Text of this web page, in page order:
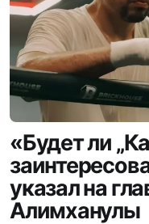
«Будет ли
указал на
Алимханулы